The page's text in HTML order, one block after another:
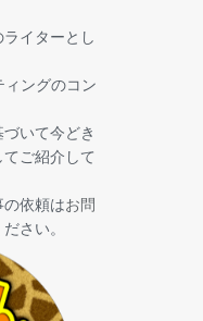
イターとし
ングのコン
いて今どき
ご紹介して
依頼はお問
さい。